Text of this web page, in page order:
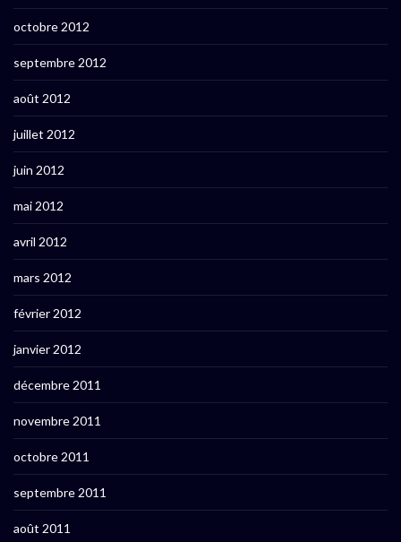
octobre 2012
septembre 2012
août 2012
juillet 2012
juin 2012
mai 2012
avril 2012
mars 2012
février 2012
janvier 2012
décembre 2011
novembre 2011
octobre 2011
septembre 2011
août 2011